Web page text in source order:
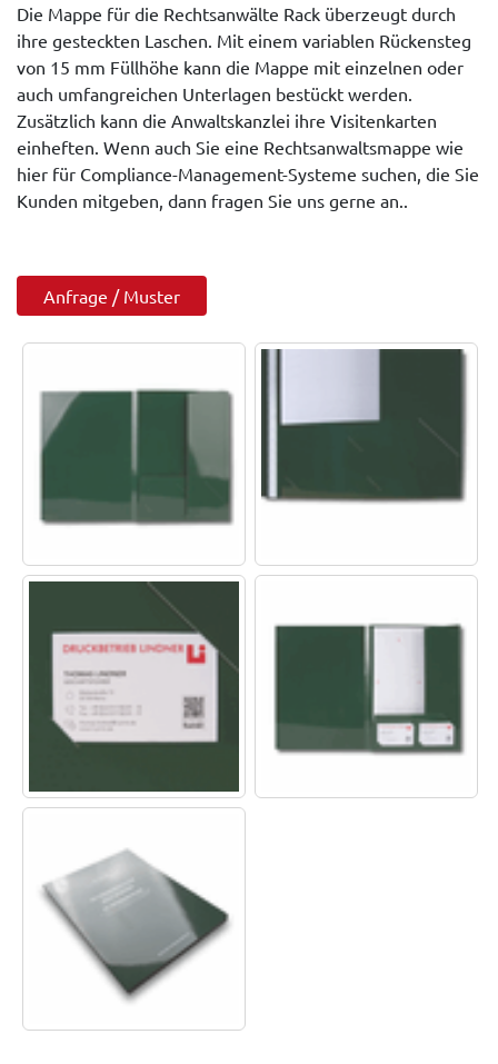
Die Mappe für die Rechtsanwälte Rack überzeugt durch
ihre gesteckten Laschen. Mit einem variablen Rückensteg
von 15 mm Füllhöhe kann die Mappe mit einzelnen oder
auch umfangreichen Unterlagen bestückt werden.
Zusätzlich kann die Anwaltskanzlei ihre Visitenkarten
einheften. Wenn auch Sie eine Rechtsanwaltsmappe wie
hier für Compliance-Management-Systeme suchen, die Sie
Kunden mitgeben, dann fragen Sie uns gerne an..
Anfrage / Muster